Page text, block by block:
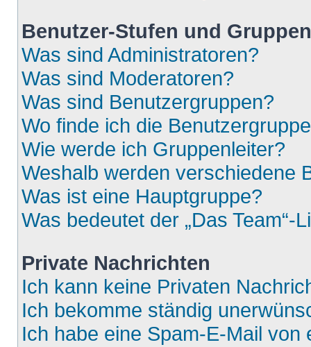
Benutzer-Stufen und Gruppen
Was sind Administratoren?
Was sind Moderatoren?
Was sind Benutzergruppen?
Wo finde ich die
Wie werde ich Gruppenleiter?
Weshalb werden verschiedene
Was ist eine Hauptgruppe?
Was bedeutet der „Das Team“-
Private Nachrichten
Ich kann keine Privaten
Ich bekomme ständig
Ich habe eine Spam-E-Mail